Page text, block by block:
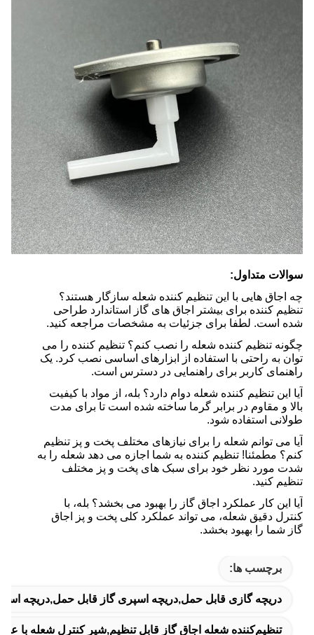
سوالات متداول:
چه اجاق هایی با این تنظیم کننده شعله سازگار هستند؟
تنظیم کننده برای بیشتر اجاق های گاز استاندارد طراحی
شده است. لطفا برای جزئیات به مشخصات مراجعه کنید.
چگونه تنظیم کننده شعله را نصب کنم؟ تنظیم کننده را می
توان به راحتی با استفاده از ابزارهای اساسی نصب کرد. یک
راهنمای کاربر برای راهنمایی در دسترس است.
آیا این تنظیم کننده شعله دوام دارد؟ بله، از مواد با کیفیت
بالا و مقاوم در برابر گرما ساخته شده است تا برای مدت
طولانی استفاده شود.
آیا می توانم شعله را برای نیازهای مختلف پخت و پز تنظیم
کنم؟ مطمئنا! تنظیم کننده به شما اجازه می دهد شعله را به
شدت مورد نظر خود برای سبک های پخت و پز مختلف
تنظیم کنید.
آیا این کار عملکرد اجاق گاز را بهبود می بخشد؟ بله، با
کنترل دقیق شعله، می تواند عملکرد کلی پخت و پز اجاق
گاز شما را بهبود بخشد.
برچسب ها:
دریچه گازی قابل حمل,دریچه اسپری گاز قابل حمل,دریچه
تنظیم‌کننده شعله اجاق گاز قابل تنظیم,شیر کنترل شعله با